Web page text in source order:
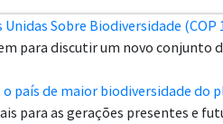
Sobre Biodiversidade (COP
para discutir um novo conjunto
o país de maior biodiversidade do
para as gerações presentes e